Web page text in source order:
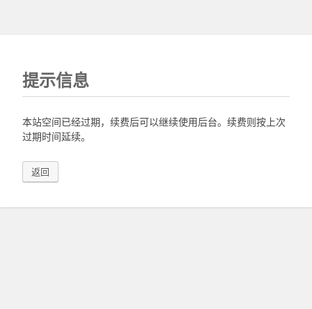
提示信息
本站空间已经过期，续费后可以继续使用后台。续费则按上次
过期时间延续。
返回